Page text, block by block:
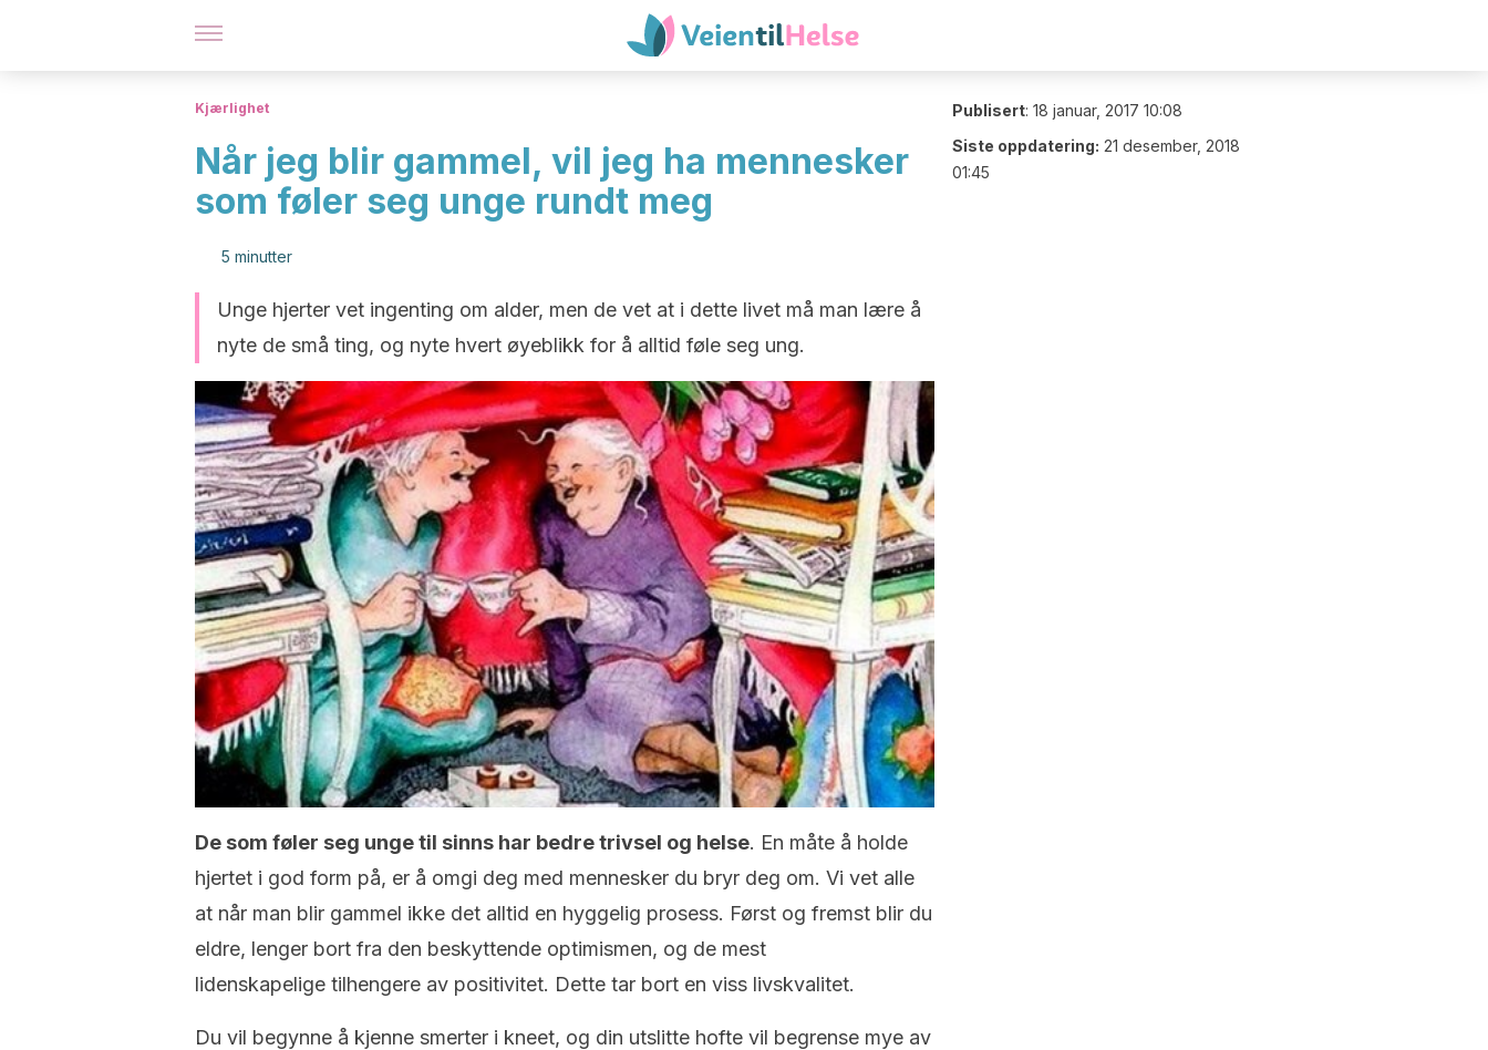
Kjærlighet
Når jeg blir gammel, vil jeg ha mennesker
som føler seg unge rundt meg
5 minutter
Unge hjerter vet ingenting om alder, men de vet at i dette livet må man lære å
nyte de små ting, og nyte hvert øyeblikk for å alltid føle seg ung.
De som føler seg unge til sinns har bedre trivsel og helse. En måte å holde
hjertet i god form på, er å omgi deg med mennesker du bryr deg om. Vi vet alle
at når man blir gammel ikke det alltid en hyggelig prosess. Først og fremst blir du
eldre, lenger bort fra den beskyttende optimismen, og de mest
lidenskapelige tilhengere av positivitet. Dette tar bort en viss livskvalitet.
Du vil begynne å kjenne smerter i kneet, og din utslitte hofte vil begrense mye av
Publisert: 18 januar, 2017 10:08
Siste oppdatering: 21 desember, 2018
01:45